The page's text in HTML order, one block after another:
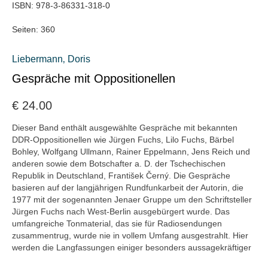
ISBN: 978-3-86331-318-0
Seiten: 360
Liebermann‚ Doris
Gespräche mit Oppositionellen
€ 24.00
Dieser Band enthält ausgewählte Gespräche mit bekannten
DDR-Oppositionellen wie Jürgen Fuchs, Lilo Fuchs, Bärbel
Bohley, Wolfgang Ullmann, Rainer Eppelmann, Jens Reich und
anderen sowie dem Botschafter a. D. der Tschechischen
Republik in Deutschland, František Černý. Die Gespräche
basieren auf der langjährigen Rundfunkarbeit der Autorin, die
1977 mit der sogenannten Jenaer Gruppe um den Schriftsteller
Jürgen Fuchs nach West-Berlin ausgebürgert wurde. Das
umfangreiche Tonmaterial, das sie für Radiosendungen
zusammentrug, wurde nie in vollem Umfang ausgestrahlt. Hier
werden die Langfassungen einiger besonders aussagekräftiger